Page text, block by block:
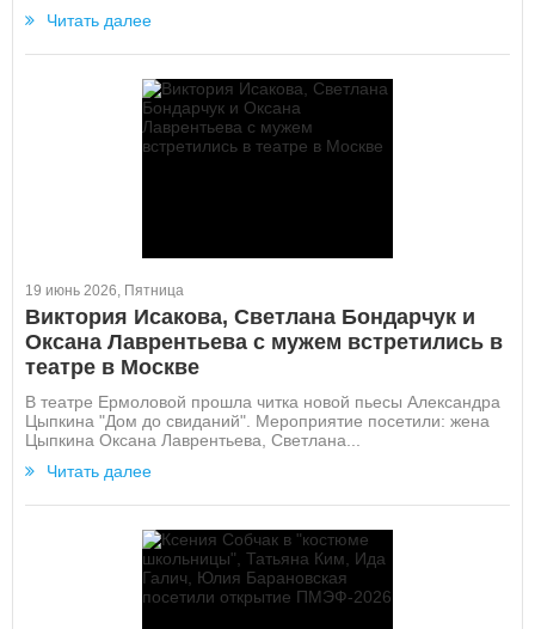
Читать далее
19 июнь 2026, Пятница
Виктория Исакова, Светлана Бондарчук и
Оксана Лаврентьева с мужем встретились в
театре в Москве
В театре Ермоловой прошла читка новой пьесы Александра
Цыпкина "Дом до свиданий". Мероприятие посетили: жена
Цыпкина Оксана Лаврентьева, Светлана...
Читать далее